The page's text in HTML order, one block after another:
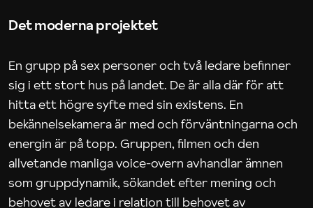
Det moderna projektet
En grupp på sex personer och två ledare befinner
sig i ett stort hus på landet. De är alla där för att
hitta ett högre syfte med sin existens. En
bekännelsekamera är med och förväntningarna och
energin är på topp. Gruppen, filmen och den
allvetande manliga voice-overn avhandlar ämnen
som gruppdynamik, sökandet efter mening och
behovet av ledare i relation till behovet av